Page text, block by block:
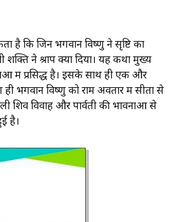
कि जिन भगवान विष्णु ने सृष्टि का
ने श्राप क्यों दिया। यह कथा मुख्य
में प्रसिद्ध है। इसके साथ ही एक और
ही भगवान विष्णु को राम अवतार में सीता से
शिव विवाह और पार्वती की भावनाओं से
है।